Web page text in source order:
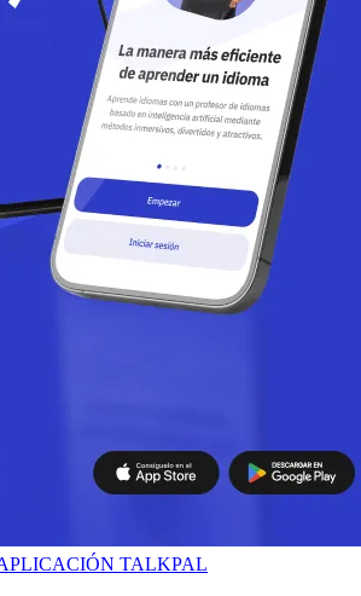
TALKPAL